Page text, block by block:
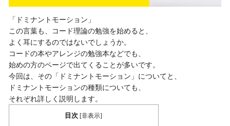
「ドミナントモーション」
この言葉も、コード理論の勉強を始めると、
よく耳にするのではないでしょうか。
コードの本やアレンジの勉強本などでも、
始めの方のページで出てくることが多いです。
今回は、その「ドミナントモーション」についてと、
ドミナントモーションの種類についても、
それぞれ詳しく説明します。
目次 [非表示]